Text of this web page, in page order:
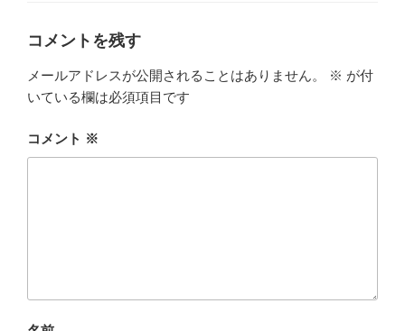
コメントを残す
メールアドレスが公開されることはありません。 ※ が付
いている欄は必須項目です
コメント ※